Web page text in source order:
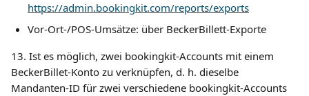
https://admin.bookingkit.com/reports/exports
Vor-Ort-/POS-Umsätze: über BeckerBillett-Exporte
13. Ist es möglich, zwei bookingkit-Accounts mit einem
BeckerBillet-Konto zu verknüpfen, d. h. dieselbe
Mandanten-ID für zwei verschiedene bookingkit-Accounts